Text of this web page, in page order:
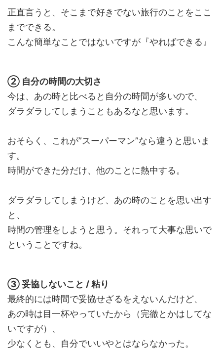
正直言うと、そこまで好きでない旅行のことをここ
までできる。
こんな簡単なことではないですが『やればできる』
② 自分の時間の大切さ
今は、あの時と比べると自分の時間が多いので、
ダラダラしてしまうこともあるなと思います。
おそらく、これが”スーパーマン”なら違うと思いま
す。
時間ができた分だけ、他のことに熱中する。
ダラダラしてしまうけど、あの時のことを思い出す
と、
時間の管理をしようと思う。それって大事な思いで
ということですね。
③ 妥協しないこと / 粘り
最終的には時間で妥協せざるをえないんだけど、
あの時は目一杯やっていたから（完徹とかはしてな
いですが）、
少なくとも、自分でいいやとはならなかった。